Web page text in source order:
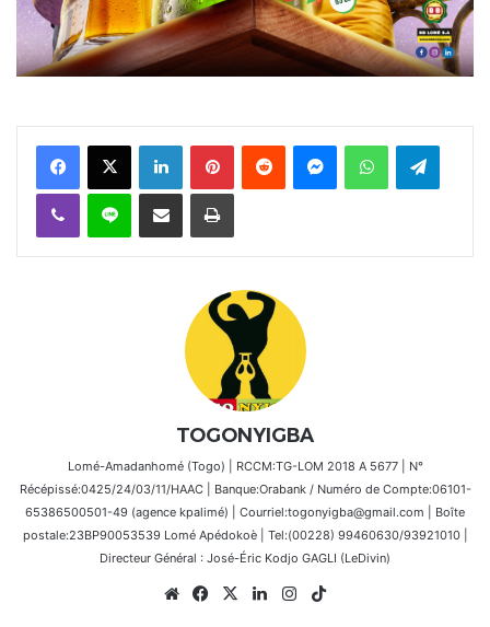
FacebookX Linkedin PinterestReddit MessengerWhatsAppTelegram
Viber Ligne Partager par email Imprimer
TOGONYIGBA
Lomé-Amadanhomé (Togo) | RCCM:TG-LOM 2018 A 5677 | N°
Récépissé:0425/24/03/11/HAAC | Banque:Orabank / Numéro de Compte:06101-
65386500501-49 (agence kpalimé) | Courriel:togonyigba@gmail.com | Boîte
postale:23BP90053539 Lomé Apédokoè | Tel:(00228) 99460630/93921010 |
Directeur Général : José-Éric Kodjo GAGLI (LeDivin)
WebsiteFacebook
X LinkedinInstagram